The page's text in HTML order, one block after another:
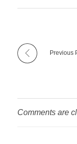
Previous
Comments are